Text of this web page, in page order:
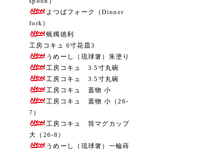
よつばフォーク（Dinner
fork）
蝋燭徳利
工房コキュ 6寸花皿3
うめーし（琉球箸）朱塗り
工房コキュ 3.5寸丸碗
工房コキュ 3.5寸丸碗
工房コキュ 蓋物 小
工房コキュ 蓋物 小（26-
7）
工房コキュ 筒マグカップ
大（26-8）
うめーし（琉球箸）一輪蒔